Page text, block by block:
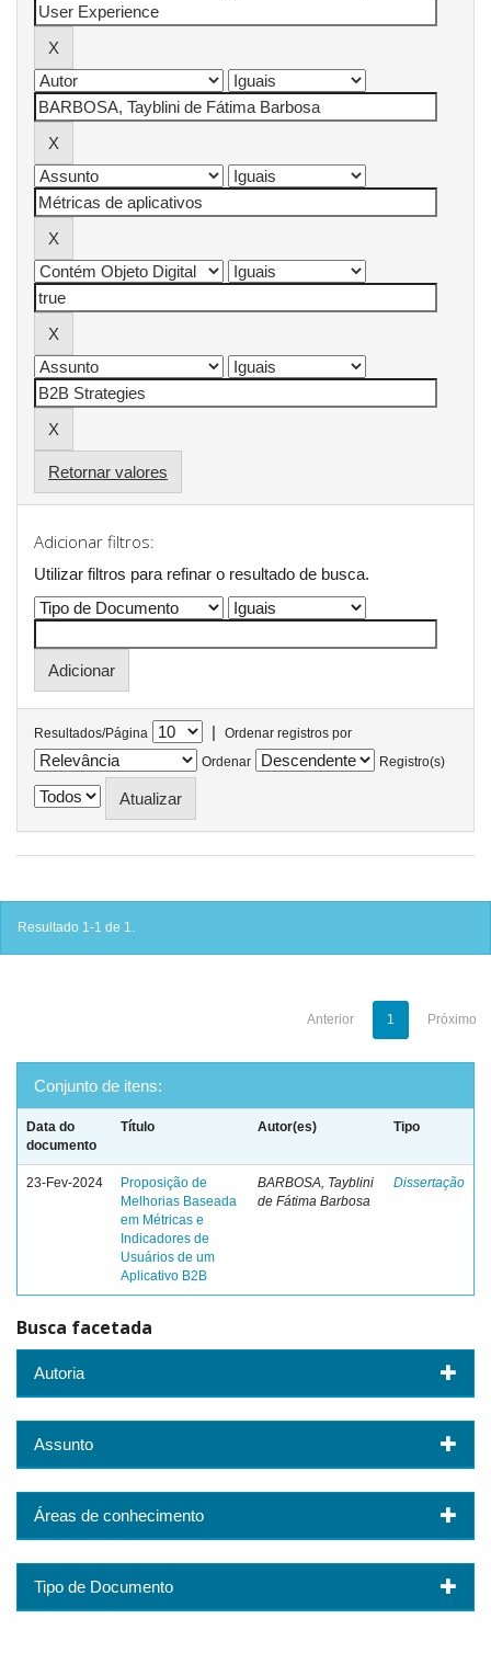
Retornar valores
Adicionar filtros:
Utilizar filtros para refinar o resultado de busca.
Resultados/Página |
Ordenar registros por
Ordenar
Registro(s)
Resultado 1-1 de 1.
Anterior 1 Próximo
Conjunto de itens:
Data do
documento
Título Autor(es) Tipo
23-Fev-2024
Proposição de
Melhorias Baseada
em Métricas e
Indicadores de
Usuários de um
Aplicativo B2B
BARBOSA, Tayblini
de Fátima Barbosa
Dissertação
Busca facetada
Autoria
Assunto
Áreas de conhecimento
Tipo de Documento